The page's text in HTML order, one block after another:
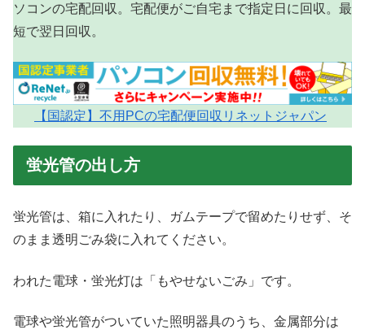
ソコンの宅配回収。宅配便がご自宅まで指定日に回収。最
短で翌日回収。
【国認定】不用PCの宅配便回収リネットジャパン
蛍光管の出し方
蛍光管は、箱に入れたり、ガムテープで留めたりせず、そ
のまま透明ごみ袋に入れてください。
われた電球・蛍光灯は「もやせないごみ」です。
電球や蛍光管がついていた照明器具のうち、金属部分は